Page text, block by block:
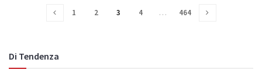
1 2 3 4 … 464
Di Tendenza